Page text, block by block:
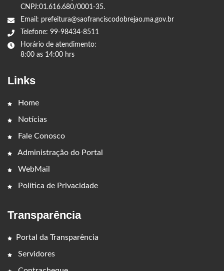
CNPJ:01.616.680/0001-35.
Email: prefeitura@saofranciscodobrejao.ma.gov.br
Telefone: 99-98434-8511
Horário de atendimento:
8:00 as 14:00 hrs
Links
Home
Notícias
Fale Conosco
Administração do Portal
WebMail
Política de Privacidade
Transparência
Portal da Transparência
Servidores